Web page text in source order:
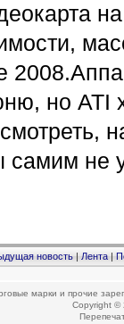
но
самим не
новость Лента|
марки и прочие
Copyright ©